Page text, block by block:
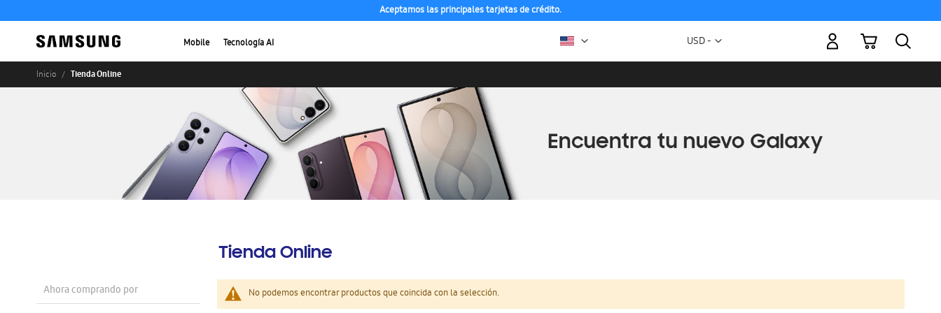
Aceptamos las principales tarjetas de crédito.
Mobile Tecnología AI Moneda
USD -
Mi carrito
Inicio Tienda Online
Tienda Online
No podemos encontrar productos que coincida con la selección.
Ahora comprando por